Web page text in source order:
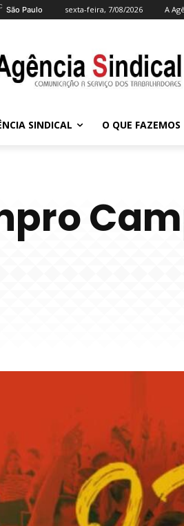
São Paulo sexta-feira, 7/08/2026 A
SINDICAL O QUE FAZEMOS